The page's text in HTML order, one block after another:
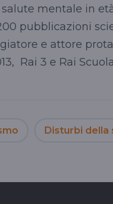
mentale in
pubblicazioni
e attore
Rai 3 e Rai
Disturbi della